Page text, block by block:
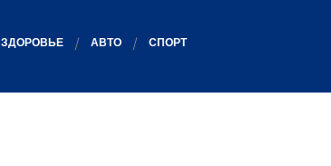
ЗДОРОВЬЕ АВТО СПОРТ